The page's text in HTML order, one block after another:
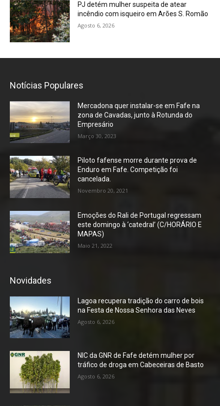
PJ detém mulher suspeita de atear
incêndio com isqueiro em Arões S. Romão
Agosto 6, 2026
Notícias Populares
Mercadona quer instalar-se em Fafe na
zona de Cavadas, junto à Rotunda do
Empresário
Março 30, 2023
Piloto fafense morre durante prova de
Enduro em Fafe. Competição foi
cancelada.
Novembro 20, 2021
Emoções do Rali de Portugal regressam
este domingo à ‘catedral’ (C/HORÁRIO E
MAPAS)
Maio 21, 2022
Novidades
Lagoa recupera tradição do carro de bois
na Festa de Nossa Senhora das Neves
Agosto 6, 2026
NIC da GNR de Fafe detém mulher por
tráfico de droga em Cabeceiras de Basto
Agosto 6, 2026